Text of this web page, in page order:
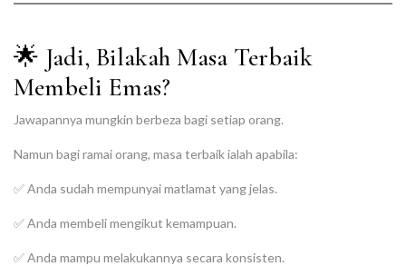
🌟 Jadi, Bilakah Masa Terbaik
Membeli Emas?
Jawapannya mungkin berbeza bagi setiap orang.
Namun bagi ramai orang, masa terbaik ialah apabila:
✅ Anda sudah mempunyai matlamat yang jelas.
✅ Anda membeli mengikut kemampuan.
✅ Anda mampu melakukannya secara konsisten.